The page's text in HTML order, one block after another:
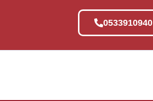
0533910940